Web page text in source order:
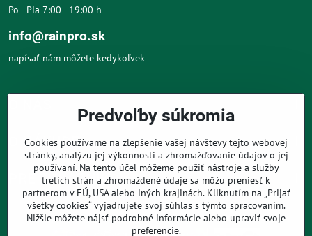
Po - Pia 7:00 - 19:00 h
info@rainpro.sk
napísať nám môžete kedykoľvek
O NÁKUPE
PRE ZÁKAZNÍKOV
Predvoľby súkromia
Cookies používame na zlepšenie vašej návštevy tejto webovej
stránky, analýzu jej výkonnosti a zhromažďovanie údajov o jej
používaní. Na tento účel môžeme použiť nástroje a služby
tretích strán a zhromaždené údaje sa môžu preniesť k
partnerom v EÚ, USA alebo iných krajinách. Kliknutím na „Prijať
všetky cookies“ vyjadrujete svoj súhlas s týmto spracovaním.
Nižšie môžete nájsť podrobné informácie alebo upraviť svoje
preferencie.